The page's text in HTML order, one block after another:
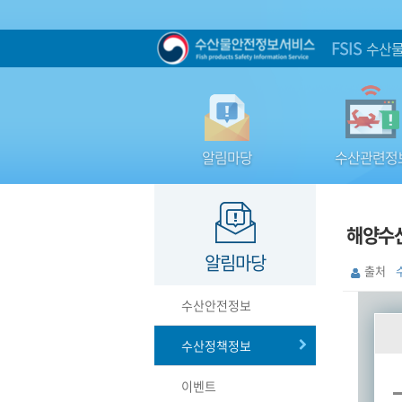
FSIS 수산
알림마당 수산관련정
알림마당
수산안전정보
수산정책정보
이벤트
해양수
출처